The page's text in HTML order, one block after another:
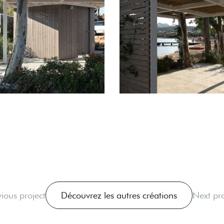
project Découvrez les autres créations Next